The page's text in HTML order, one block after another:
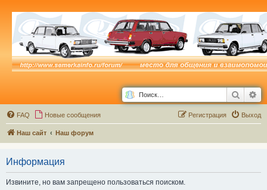
Поиск
FAQ Новые сообщения Выход
Регистрация
Наш сайт Наш форум
Информация
Извините, но вам запрещено пользоваться поиском.